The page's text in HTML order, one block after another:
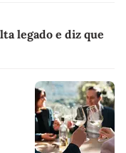
legado e diz que